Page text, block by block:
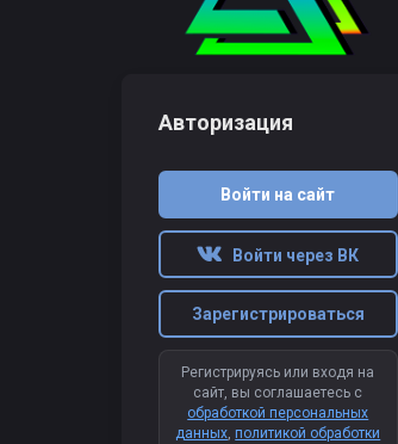
Авторизация
Войти на сайт
Войти через ВК
Зарегистрироваться
Регистрируясь или входя на
сайт, вы соглашаетесь с
обработкой персональных
данных,политикой обработки